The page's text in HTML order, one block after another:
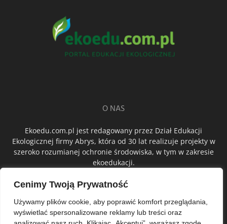
Cenimy Twoją Prywatność
Używamy plików cookie, aby poprawić komfort przeglądania,
wyświetlać spersonalizowane reklamy lub treści oraz
O NAS
Ekoedu.com.pl jest redagowany przez Dział Edukacji
Ekologicznej firmy Abrys, która od 30 lat realizuje projekty w
szeroko rozumianej ochronie środowiska, w tym w zakresie
ekoedukacji.
ŚLEDŹ NAS